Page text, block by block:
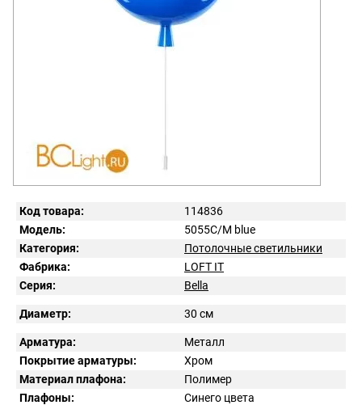
Код товара:
114836
Модель:
5055C/M blue
Категория:
Потолочные светильники
Фабрика:
LOFT IT
Серия:
Bella
Диаметр: 30 см
Арматура:
Металл
Покрытие арматуры:
Хром
Материал плафона:
Полимер
Плафоны:
Синего цвета